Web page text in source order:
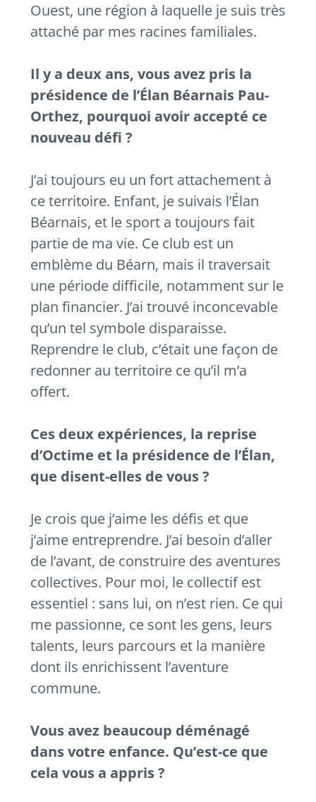
Ouest, une région à laquelle je suis très
attaché par mes racines familiales.
Il y a deux ans, vous avez pris la
présidence de l’Élan Béarnais Pau-
Orthez, pourquoi avoir accepté ce
nouveau défi ?
J’ai toujours eu un fort attachement à
ce territoire. Enfant, je suivais l’Élan
Béarnais, et le sport a toujours fait
partie de ma vie. Ce club est un
emblème du Béarn, mais il traversait
une période difficile, notamment sur le
plan financier. J’ai trouvé inconcevable
qu’un tel symbole disparaisse.
Reprendre le club, c’était une façon de
redonner au territoire ce qu’il m’a
offert.
Ces deux expériences, la reprise
d’Octime et la présidence de l’Élan,
que disent-elles de vous ?
Je crois que j’aime les défis et que
j’aime entreprendre. J’ai besoin d’aller
de l’avant, de construire des aventures
collectives. Pour moi, le collectif est
essentiel : sans lui, on n’est rien. Ce qui
me passionne, ce sont les gens, leurs
talents, leurs parcours et la manière
dont ils enrichissent l’aventure
commune.
Vous avez beaucoup déménagé
dans votre enfance. Qu’est-ce que
cela vous a appris ?